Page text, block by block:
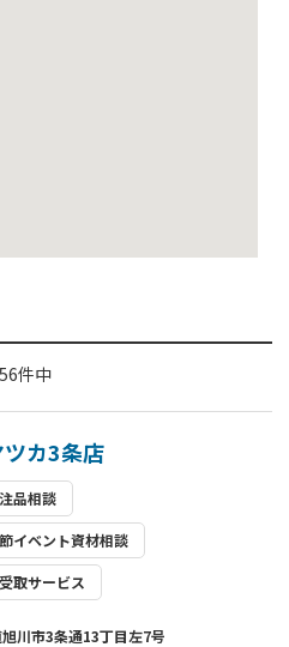
件中
カ3条店
品相談
イベント資材相談
取サービス
川市3条通13丁目左7号